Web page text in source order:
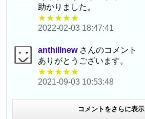
助かりました。
★★★★★
2022-02-03 18:47:41
anthillnewさんのコメント
ありがとうございます。
★★★★★
2021-09-03 10:53:48
コメントをさらに表示